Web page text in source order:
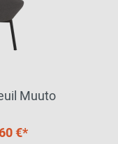
Muuto
€*